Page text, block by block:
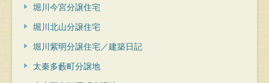
堀川今宮分譲住宅
堀川北山分譲住宅
堀川紫明分譲住宅／建築日記
太秦多藪町分譲地